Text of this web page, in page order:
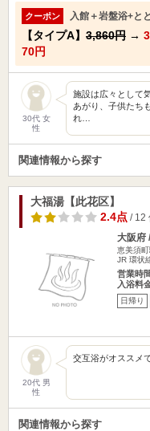
クーポン 入館＋岩盤浴+と
【タイプA】 3,860円 →
70円
30代 女
性
施設は広々として
あがり、子供たち
れ…
関連情報から探す
大福湯【此花区】
2.4点/ 12
大阪府
恵美須
JR 環状
営業時
入浴料
日帰り
20代 男
性
交互浴がオススメ
関連情報から探す